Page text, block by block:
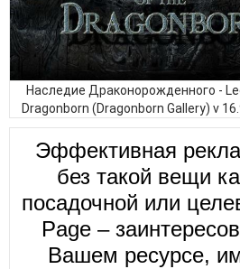
Наследие Драконорожденного -
Dragonborn (Dragonborn Gallery) v
V: Skyrim
Эффективная
без такой вещи
посадочной или
Page –
Вашем ресурсе,